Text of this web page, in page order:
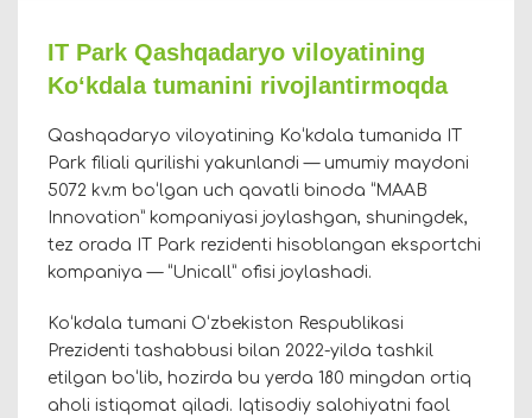
IT Park Qashqadaryo viloyatining
Koʻkdala tumanini rivojlantirmoqda
Qashqadaryo viloyatining Koʻkdala tumanida IT
Park filiali qurilishi yakunlandi — umumiy maydoni
5072 kv.m boʻlgan uch qavatli binoda “MAAB
Innovation” kompaniyasi joylashgan, shuningdek,
tez orada IT Park rezidenti hisoblangan eksportchi
kompaniya — “Unicall” ofisi joylashadi.
Koʻkdala tumani Oʻzbekiston Respublikasi
Prezidenti tashabbusi bilan 2022-yilda tashkil
etilgan boʻlib, hozirda bu yerda 180 mingdan ortiq
aholi istiqomat qiladi. Iqtisodiy salohiyatni faol